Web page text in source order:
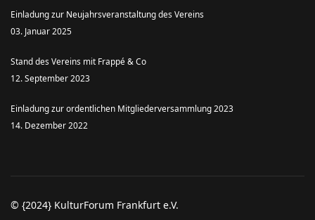
Einladung zur Neujahrsveranstaltung des Vereins
03. Januar 2025
Stand des Vereins mit Frappé & Co
12. September 2023
Einladung zur ordentlichen Mitgliederversammlung 2023
14. Dezember 2022
© {2024} KulturForum Frankfurt e.V.